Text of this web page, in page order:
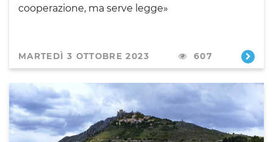
cooperazione, ma serve legge»
MARTEDÌ 3 OTTOBRE 2023 607